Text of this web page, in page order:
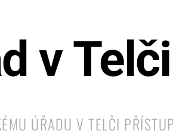
v Telči
ÚŘADU V TELČI